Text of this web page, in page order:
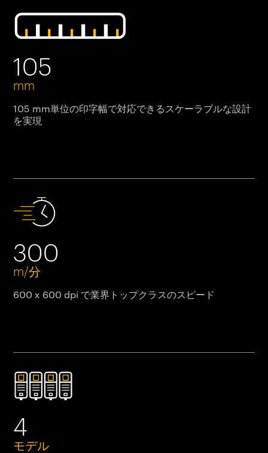
105
mm
105 mm単位の印字幅で対応できるスケーラブルな設計
を実現
300
m/分
600 x 600 dpi で業界トップクラスのスピード
4
モデル